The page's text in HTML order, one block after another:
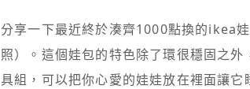
分享一下最近終於湊齊1000點換的ikea
照）。這個娃包的特色除了環很穩固之外
具組，可以把你心愛的娃娃放在裡面讓它